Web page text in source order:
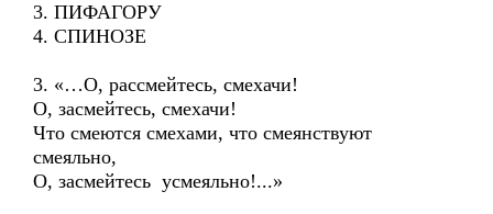
3. ПИФАГОРУ
4. СПИНОЗЕ
3. «…О, рассмейтесь, смехачи!
О, засмейтесь, смехачи!
Что смеются смехами, что смеянствуют
смеяльно,
О, засмейтесь усмеяльно!...»